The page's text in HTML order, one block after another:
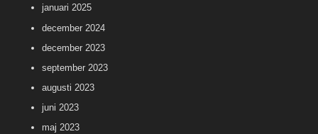
januari 2025
december 2024
december 2023
september 2023
augusti 2023
juni 2023
maj 2023